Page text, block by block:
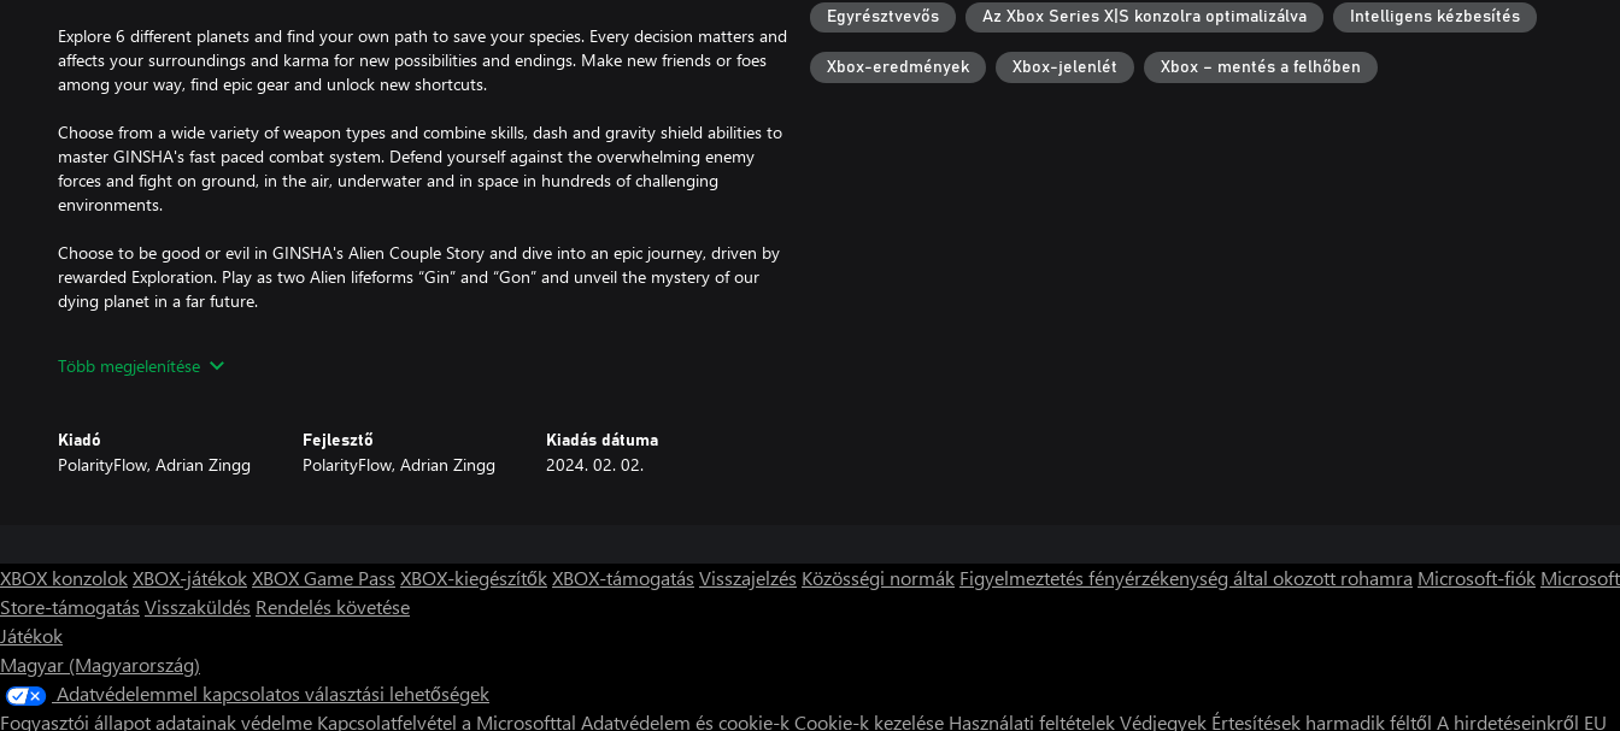
Explore 6 different planets and find your own path to save your species. Every decision matters and
affects your surroundings and karma for new possibilities and endings. Make new friends or foes
among your way, find epic gear and unlock new shortcuts.
Choose from a wide variety of weapon types and combine skills, dash and gravity shield abilities to
master GINSHA's fast paced combat system. Defend yourself against the overwhelming enemy
forces and fight on ground, in the air, underwater and in space in hundreds of challenging
environments.
Choose to be good or evil in GINSHA's Alien Couple Story and dive into an epic journey, driven by
rewarded Exploration. Play as two Alien lifeforms “Gin” and “Gon” and unveil the mystery of our
dying planet in a far future.
decisions matter and will have a huge impact on the future of your species. Find hidden areas
Your clone is equipped with a Scanner that allows you to scan everything you'll find on your
journey. Collected data will be stored in an in-game wiki and can be used to unlock upgrades,
Több megjelenítése
Kiadó
PolarityFlow, Adrian Zingg
Fejlesztő
PolarityFlow, Adrian Zingg
Kiadás dátuma
2024. 02. 02.
Egyrésztvevős Az Xbox Series X|S konzolra optimalizálva Intelligens kézbesítés
Xbox-eredmények Xbox-jelenlét Xbox – mentés a felhőben
XBOX konzolokXBOX-játékokXBOX Game Pass XBOX-kiegészítőkXBOX-támogatás Visszajelzés Közösségi normák Figyelmeztetés fényérzékenység által okozott rohamra Microsoft-fiók Microsoft
Store-támogatás Visszaküldés Rendelés követése
Játékok
Magyar (Magyarország)
Adatvédelemmel kapcsolatos választási lehetőségek
Fogyasztói állapot adatainak védelme Kapcsolatfelvétel a Microsofttal Adatvédelem és cookie-kCookie-k kezelése Használati feltételekVédjegyek Értesítések harmadik féltől A hirdetéseinkről EU